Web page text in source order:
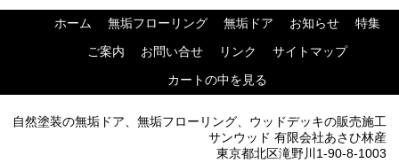
ホーム 無垢フローリング 無垢ドア お知らせ
特集
ご案内
お問い合せ リンク
サイトマップ
カートの中を見る
自然塗装の無垢ドア、無垢フローリング、ウッドデッキの販売施工
サンウッド 有限会社あさひ林産
東京都北区滝野川1-90-8-1003